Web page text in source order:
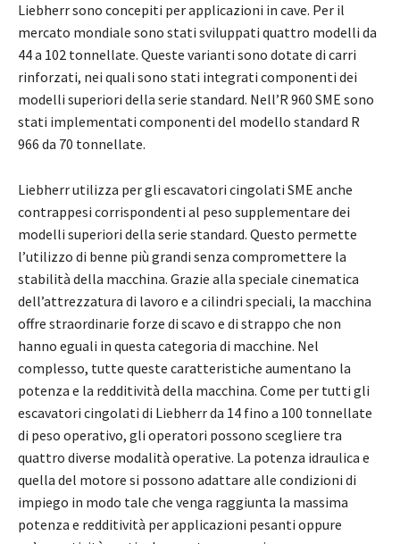
Liebherr sono concepiti per applicazioni in cave. Per il
mercato mondiale sono stati sviluppati quattro modelli da
44 a 102 tonnellate. Queste varianti sono dotate di carri
rinforzati, nei quali sono stati integrati componenti dei
modelli superiori della serie standard. Nell’R 960 SME sono
stati implementati componenti del modello standard R
966 da 70 tonnellate.
Liebherr utilizza per gli escavatori cingolati SME anche
contrappesi corrispondenti al peso supplementare dei
modelli superiori della serie standard. Questo permette
l’utilizzo di benne più grandi senza compromettere la
stabilità della macchina. Grazie alla speciale cinematica
dell’attrezzatura di lavoro e a cilindri speciali, la macchina
offre straordinarie forze di scavo e di strappo che non
hanno eguali in questa categoria di macchine. Nel
complesso, tutte queste caratteristiche aumentano la
potenza e la redditività della macchina. Come per tutti gli
escavatori cingolati di Liebherr da 14 fino a 100 tonnellate
di peso operativo, gli operatori possono scegliere tra
quattro diverse modalità operative. La potenza idraulica e
quella del motore si possono adattare alle condizioni di
impiego in modo tale che venga raggiunta la massima
potenza e redditività per applicazioni pesanti oppure